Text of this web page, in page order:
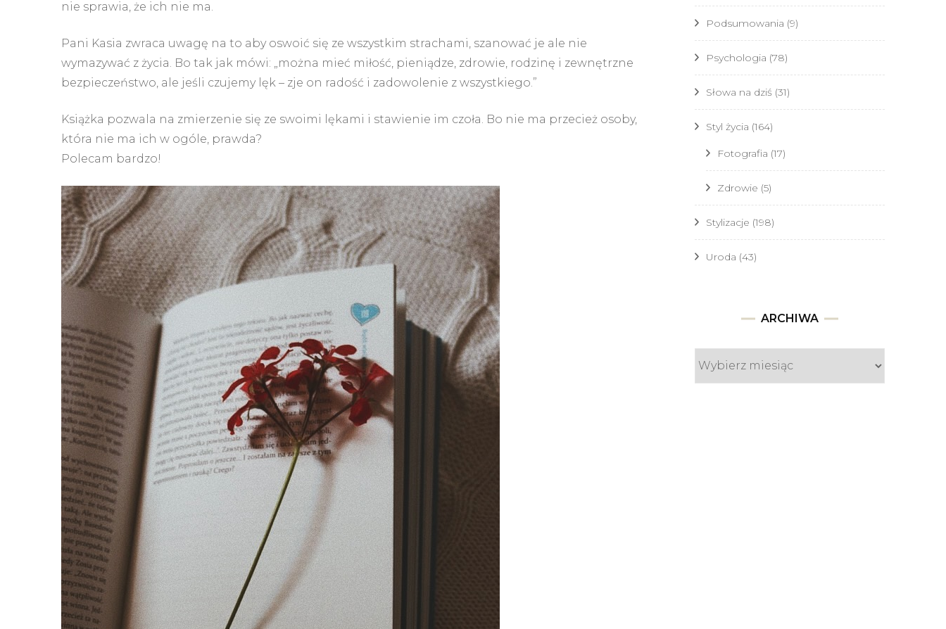
nie sprawia, że ich nie ma.
Pani Kasia zwraca uwagę na to aby oswoić się ze wszystkim strachami, szanować je ale nie
wymazywać z życia. Bo tak jak mówi: „można mieć miłość, pieniądze, zdrowie, rodzinę i zewnętrzne
bezpieczeństwo, ale jeśli czujemy lęk – zje on radość i zadowolenie z wszystkiego.”
Książka pozwala na zmierzenie się ze swoimi lękami i stawienie im czoła. Bo nie ma przecież osoby,
która nie ma ich w ogóle, prawda?
Polecam bardzo!
Podsumowania (9)
Psychologia (78)
Słowa na dziś (31)
Styl życia (164)
Fotografia (17)
Zdrowie (5)
Stylizacje (198)
Uroda (43)
ARCHIWA
Archiwa